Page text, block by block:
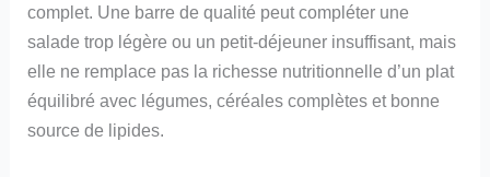
complet. Une barre de qualité peut compléter une
salade trop légère ou un petit-déjeuner insuffisant, mais
elle ne remplace pas la richesse nutritionnelle d’un plat
équilibré avec légumes, céréales complètes et bonne
source de lipides.